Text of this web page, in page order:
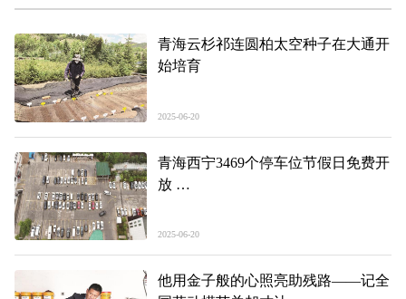
青海云杉祁连圆柏太空种子在大通开
始培育
2025-06-20
青海西宁3469个停车位节假日免费开
放
2025-06-20
他用金子般的心照亮助残路——记全